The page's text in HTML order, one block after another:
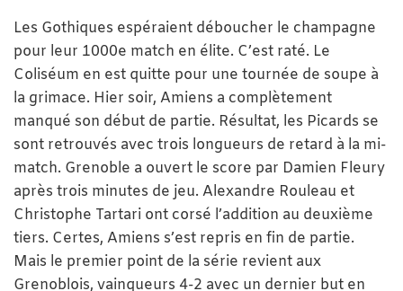
Les Gothiques espéraient déboucher le champagne
pour leur 1000e match en élite. C’est raté. Le
Coliséum en est quitte pour une tournée de soupe à
la grimace. Hier soir, Amiens a complètement
manqué son début de partie. Résultat, les Picards se
sont retrouvés avec trois longueurs de retard à la mi-
match. Grenoble a ouvert le score par Damien Fleury
après trois minutes de jeu. Alexandre Rouleau et
Christophe Tartari ont corsé l’addition au deuxième
tiers. Certes, Amiens s’est repris en fin de partie.
Mais le premier point de la série revient aux
Grenoblois, vainqueurs 4-2 avec un dernier but en